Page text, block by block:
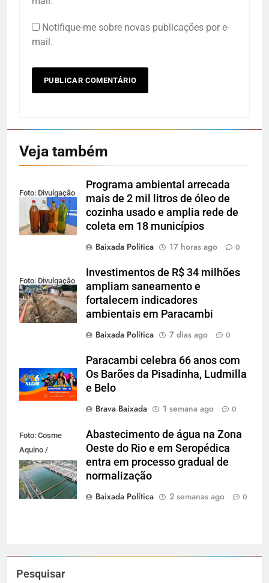
Notifique-me sobre novas publicações por e-
mail.
Veja também
Foto: Divulgação
Programa ambiental arrecada
mais de 2 mil litros de óleo de
cozinha usado e amplia rede de
coleta em 18 municípios
Baixada Política
17 horas ago 0
Foto: Divulgação
Investimentos de R$ 34 milhões
ampliam saneamento e
fortalecem indicadores
ambientais em Paracambi
Baixada Política
7 dias ago 0
Paracambi celebra 66 anos com
Os Barões da Pisadinha, Ludmilla
e Belo
Brava Baixada
1 semana ago 0
Foto: Cosme
Aquino /
Divulgação/
Cedae
Abastecimento de água na Zona
Oeste do Rio e em Seropédica
entra em processo gradual de
normalização
Baixada Política
2 semanas ago 0
Pesquisar